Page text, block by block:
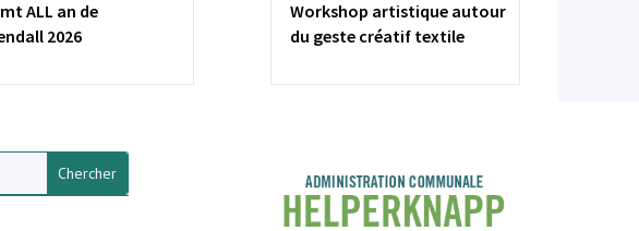
ALL an de
2026
Workshop artistique autour
du geste créatif textile